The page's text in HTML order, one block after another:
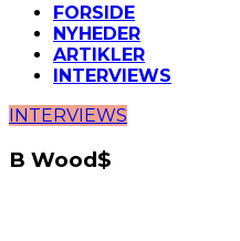
FORSIDE
NYHEDER
ARTIKLER
INTERVIEWS
INTERVIEWS
B Wood$